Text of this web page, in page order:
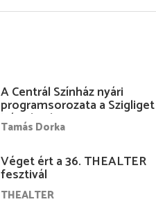
A Centrál Színház nyári
programsorozata a Szigliget
Várudvarban
Tamás Dorka
Véget ért a 36. THEALTER
fesztivál
THEALTER